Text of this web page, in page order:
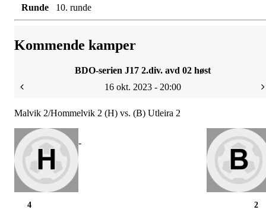
Runde
10. runde
Kommende kamper
BDO-serien J17 2.div. avd 02 høst
16 okt. 2023 - 20:00
Malvik 2/Hommelvik 2 (H) vs. (B) Utleira 2
-
2
4